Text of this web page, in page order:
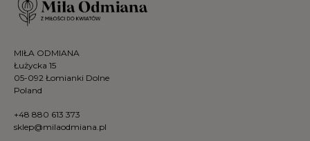
MIŁA ODMIANA
Łużycka 15
05-092 Łomianki Dolne
Poland
+48 880 613 373
sklep@milaodmiana.pl